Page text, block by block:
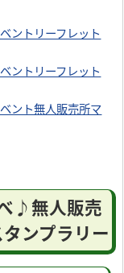
ントリーフレット
ントリーフレット
ント無人販売所マ
♪無人販売
ンプラリー